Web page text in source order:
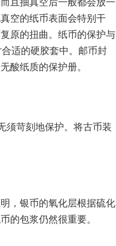
且抽真空后一般都会放一
空的纸币表面会特别干
原的扭曲。纸币的保护与
适的硬胶套中。邮币封
酸纸质的保护册。
苛刻地保护。将古币装
，银币的氧化层根据硫化
的包浆仍然很重要。